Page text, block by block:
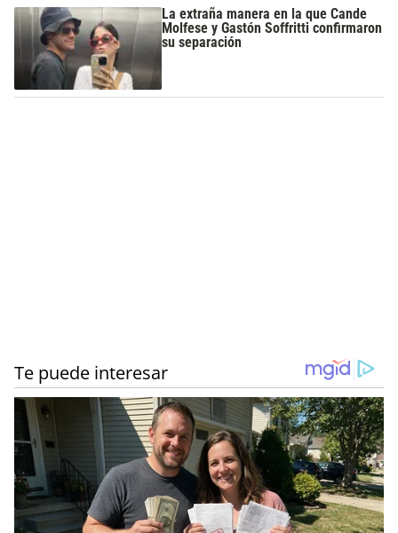
La extraña manera en la que Cande
Molfese y Gastón Soffritti confirmaron
su separación